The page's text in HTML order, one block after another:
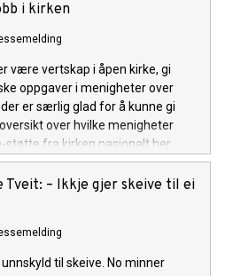
i kirken
være vertskap i åpen kirke, gi
oppgaver i menigheter over
er særlig glad for å kunne gi
over hvilke menigheter
fra kirken nasjonalt her.
Tveit: – Ikkje gjer skeive til ei
til skeive. No minner